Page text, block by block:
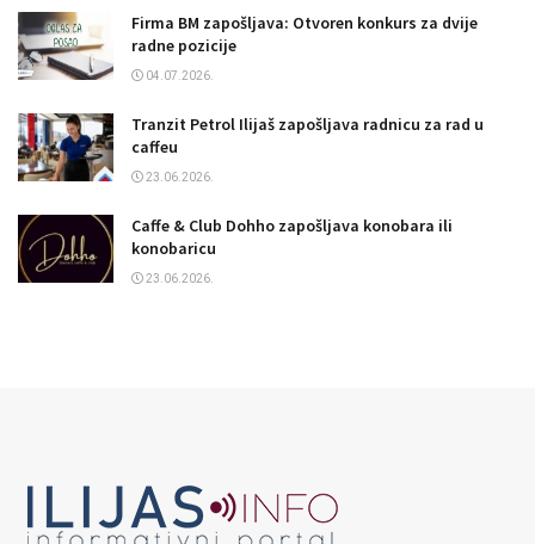
Firma BM zapošljava: Otvoren konkurs za dvije
radne pozicije
04.07.2026.
Tranzit Petrol Ilijaš zapošljava radnicu za rad u
caffeu
23.06.2026.
Caffe & Club Dohho zapošljava konobara ili
konobaricu
23.06.2026.